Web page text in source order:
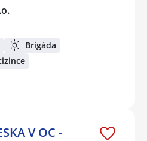
Brigáda
V OC -